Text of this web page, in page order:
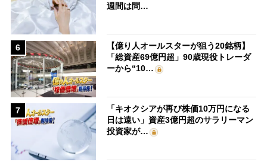
週間は問…
6
【億り人オールスターが狙う20銘柄】
「総資産69億円超」90歳現役トレーダ
ーから“10…
7
「キオクシアが再び株価10万円になる
日は遠い」資産3億円超のサラリーマン
投資家が…